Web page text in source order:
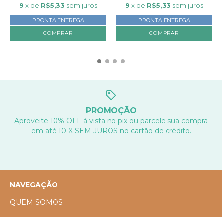
9 x de R$5,33 sem juros
PRONTA ENTREGA
9 x de R$5,33 sem juros
PRONTA ENTREGA
PROMOÇÃO
Aproveite 10% OFF à vista no pix ou parcele sua compra
em até 10 X SEM JUROS no cartão de crédito.
NAVEGAÇÃO
QUEM SOMOS